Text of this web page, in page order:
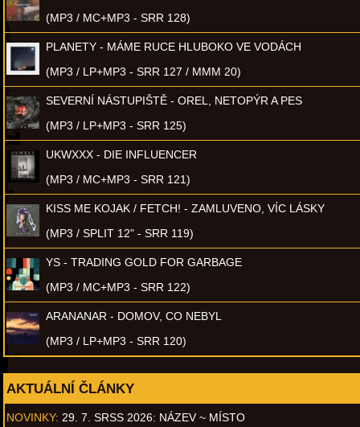
(MP3 / MC+MP3 - SRR 128)
PLANETY - MÁME RUCE HLUBOKO VE VODÁCH
(MP3 / LP+MP3 - SRR 127 / MMM 20)
SEVERNÍ NÁSTUPIŠTĚ - OREL, NETOPÝR A PES
(MP3 / LP+MP3 - SRR 125)
UKWXXX - DIE INFLUENCER
(MP3 / MC+MP3 - SRR 121)
KISS ME KOJAK / FETCH! - ZAMLUVENO, VÍC LÁSKY
(MP3 / SPLIT 12" - SRR 119)
YS - TRADING GOLD FOR GARBAGE
(MP3 / MC+MP3 - SRR 122)
ARANANAR - DOMOV, CO NEBYL
(MP3 / LP+MP3 - SRR 120)
AKTUÁLNÍ ČLÁNKY
NOVINKY: 29. 7. SRSS 2026: NÁZEV ~ MÍSTO